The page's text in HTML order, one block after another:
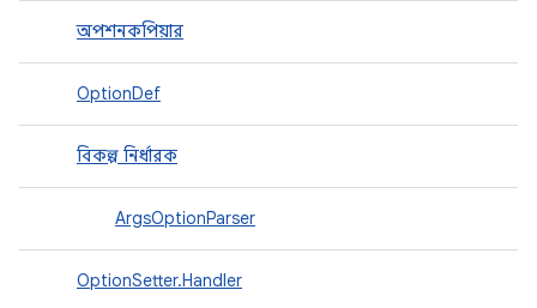
অপশনকপিয়ার
OptionDef
বিকল্প নির্ধারক
ArgsOptionParser
OptionSetter.Handler